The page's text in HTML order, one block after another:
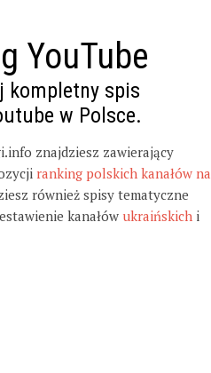
YouTube
kompletny spis
w Polsce.
znajdziesz zawierający
ranking polskich kanałów na
również spisy tematyczne
kanałów ukraińskich i